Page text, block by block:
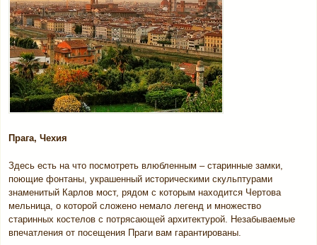
Прага, Чехия
Здесь есть на что посмотреть влюбленным – старинные замки,
поющие фонтаны, украшенный историческими скульптурами
знаменитый Карлов мост, рядом с которым находится Чертова
мельница, о которой сложено немало легенд и множество
старинных костелов с потрясающей архитектурой. Незабываемые
впечатления от посещения Праги вам гарантированы.